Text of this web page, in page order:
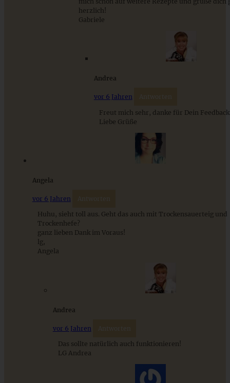
Cheddar-Bacon-Bier-Brot – tolles Partybrot und
Schweizer Wurstsalat mit Käse - einfach, würzig und in 15
herzlich!
Gabriele
Andrea
vor 6 Jahren Antworten
Freut mich sehr, danke für Dein
Liebe Grüße
Angela
vor 6 Jahren Antworten
Huhu, sieht toll aus. Geht das auch mit Trockensauerteig und
Trockenhefe?
ganz lieben Dank im Voraus!
lg,
Angela
Andrea
vor 6 Jahren Antworten
Das sollte natürlich auch funktionieren!
LG Andrea